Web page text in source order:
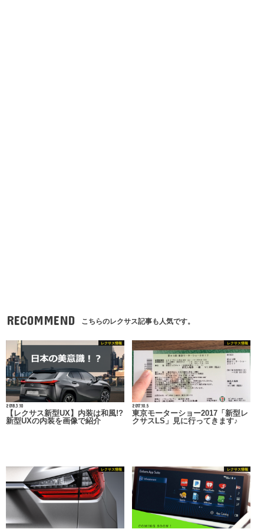
RECOMMEND こちらのレクサス記事も人気です。
レクサス情報
2018.3.10
【レクサス新型UX】内装は和風!?
新型UXの内装を画像で紹介
レクサス情報
2017.10.5
東京モーターショー2017「新型レ
クサスLS」見に行ってきます♪
レクサス情報 レクサス情報